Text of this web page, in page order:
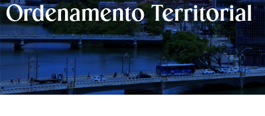
Ordenamento Territorial